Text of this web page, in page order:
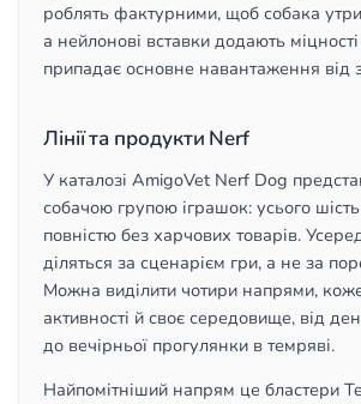
роблять фактурними, щоб собака
а нейлонові вставки додають
припадає основне навантаження від
Лінії та продукти Nerf
У каталозі AmigoVet Nerf Dog
собачою групою іграшок: усього
повністю без харчових товарів.
діляться за сценарієм гри, а не за
Можна виділити чотири напрями,
активності й своє середовище, від
до вечірньої прогулянки в темряві.
Найпомітніший напрям це бластери